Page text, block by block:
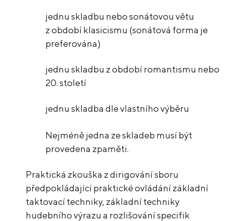
jednu skladbu nebo sonátovou větu
z období klasicismu (sonátová forma je
preferována)
jednu skladbu z období romantismu nebo
20. století
jednu skladba dle vlastního výběru
Nejméně jedna ze skladeb musí být
provedena zpaměti.
Praktická zkouška z dirigování sboru
předpokládající praktické ovládání základní
taktovací techniky, základní techniky
hudebního výrazu a rozlišování specifik